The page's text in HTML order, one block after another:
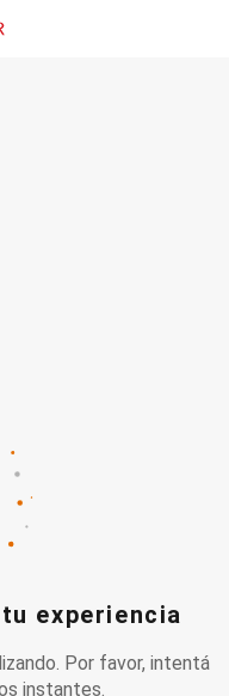
experiencia
Por favor, intentá
instantes.